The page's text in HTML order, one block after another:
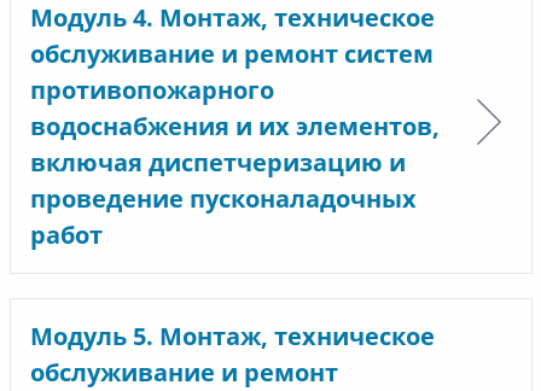
Модуль 4. Монтаж, техническое
обслуживание и ремонт систем
противопожарного
водоснабжения и их элементов,
включая диспетчеризацию и
проведение пусконаладочных
работ
Модуль 5. Монтаж, техническое
обслуживание и ремонт